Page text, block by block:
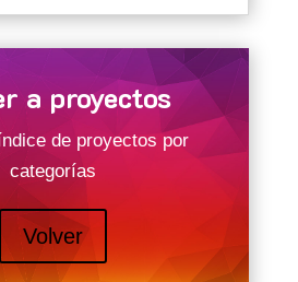
a proyectos
de proyectos por
categorías
Volver